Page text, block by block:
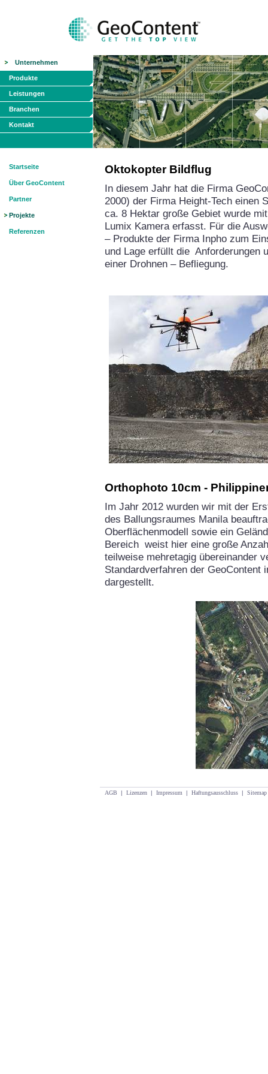
Unternehmen
Produkte
Leistungen
Branchen
Kontakt
Startseite
Über GeoContent
Partner
Projekte
Referenzen
Oktokopter Bildflug
In diesem Jahr hat die Firma
2000) der Firma Height-Tech einen
ca. 8 Hektar große Gebiet wurde
Lumix Kamera erfasst. Für die
– Produkte der Firma Inpho zum
und Lage erfüllt die Anforderungen
einer Drohnen – Befliegung.
Orthophoto 10cm -
Im Jahr 2012 wurden wir mit der
des Ballungsraumes Manila
Oberflächenmodell sowie ein
Bereich weist hier eine große
teilweise mehretagig übereinander
Standardverfahren der GeoContent
dargestellt.
AGB | Lizenzen | Impressum | Haftungsausschluss | Sitemap